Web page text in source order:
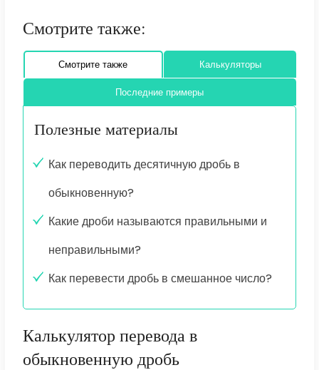
Смотрите также:
Смотрите также Калькуляторы
Последние примеры
Полезные материалы
Как переводить десятичную дробь в
обыкновенную?
Какие дроби называются правильными и
неправильными?
Как перевести дробь в смешанное число?
Калькулятор перевода в
обыкновенную дробь